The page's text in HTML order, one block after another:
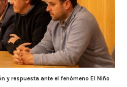
y respuesta ante el fenómeno El Niño